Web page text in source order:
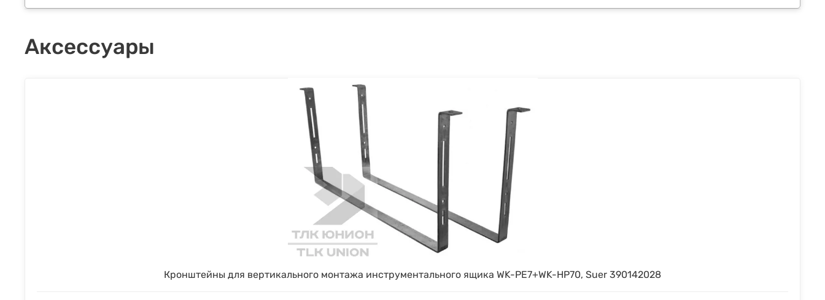
Аксессуары
Кронштейны для вертикального монтажа инструментального ящика WK-PE7+WK-HP70, Suer 390142028